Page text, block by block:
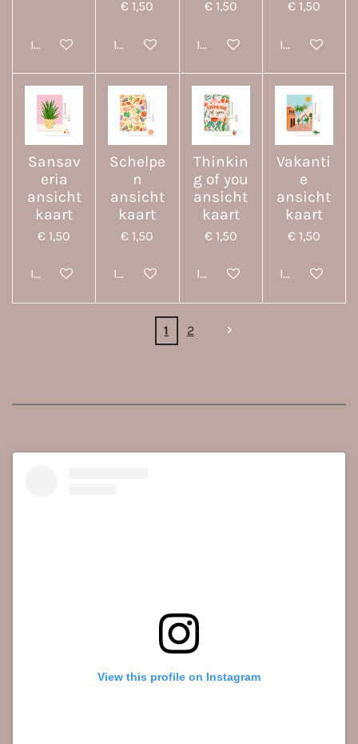
In winkelwagen
€ 1,50
In winkelwagen
€ 1,50
In winkelwagen
€ 1,50
In
Sansav
eria
ansicht
kaart
€ 1,50
In winkelwagen
Schelpe
n
ansicht
kaart
€ 1,50
In winkelwagen
Thinkin
g of you
ansicht
kaart
€ 1,50
In winkelwagen
Vakanti
e
ansicht
kaart
€ 1,50
In
1 2
View this profile on Instagram